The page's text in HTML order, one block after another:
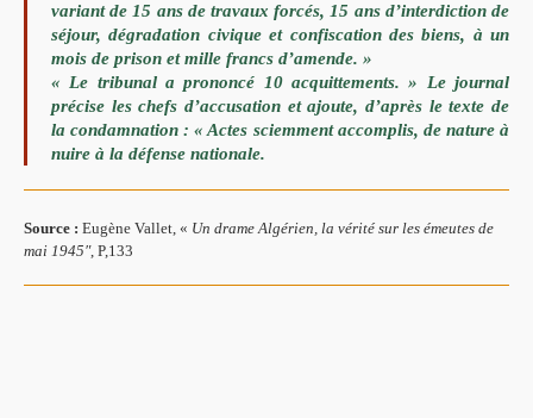
variant de 15 ans de travaux forcés, 15 ans d’interdiction de
séjour,dégradation civique et confiscation des biens, à un
mois de prison et mille francs d’amende. »
« Le tribunal a prononcé 10 acquittements. » Le journal
précise les chefs d’accusation et ajoute, d’après letexte de
la condamnation : « Actes sciemment accomplis, de nature à
nuire à la défense nationale.
Source : Eugène Vallet, « Un drame Algérien, la vérité sur les émeutes de
mai 1945″, P,133